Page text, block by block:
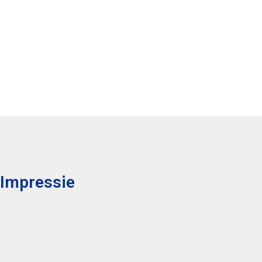
Impressie